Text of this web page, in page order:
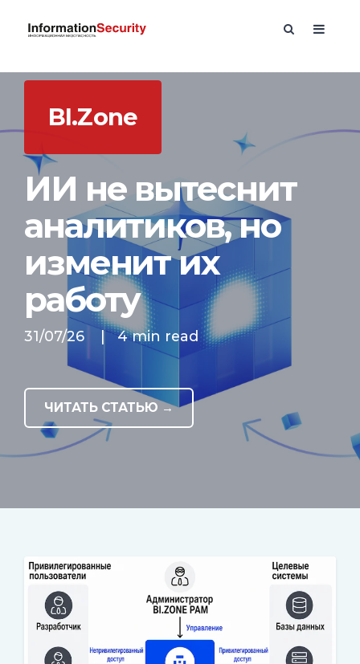
BI.Zone
ИИ не вытеснит
аналитиков, но
изменит их
работу
31/07/26 | 4 min read
ЧИТАТЬ СТАТЬЮ →